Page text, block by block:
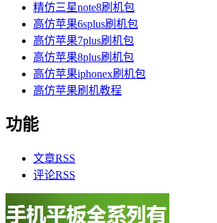
精仿三星note8刷机包
高仿苹果6splus刷机包
高仿苹果7plus刷机包
高仿苹果8plus刷机包
高仿苹果iphonex刷机包
高仿苹果刷机教程
功能
文章RSS
评论RSS